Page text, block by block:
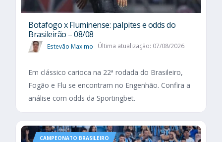
Botafogo x Fluminense: palpites e odds do
Brasileirão – 08/08
Estevão Maximo Última atualização: 07/08/2026
Em clássico carioca na 22ª rodada do Brasileiro,
Fogão e Flu se encontram no Engenhão. Confira a
análise com odds da Sportingbet.
CAMPEONATO BRASILEIRO